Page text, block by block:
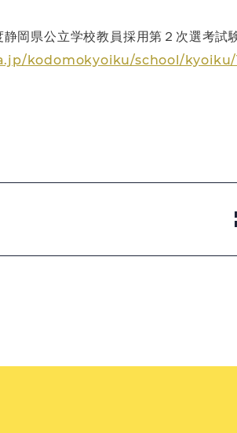
岡県公立学校教員採用第２次選考試
kodomokyoiku/school/kyoiku/